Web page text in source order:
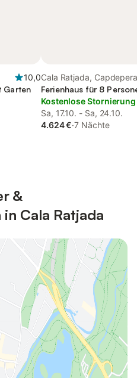
10,0
Garten
Cala Ratjada,
Ferienhaus für 8
Kostenlose Stornierung
Sa, 17.10. - Sa, 24.10.
4.624 €·7 Nächte
&
Cala Ratjada